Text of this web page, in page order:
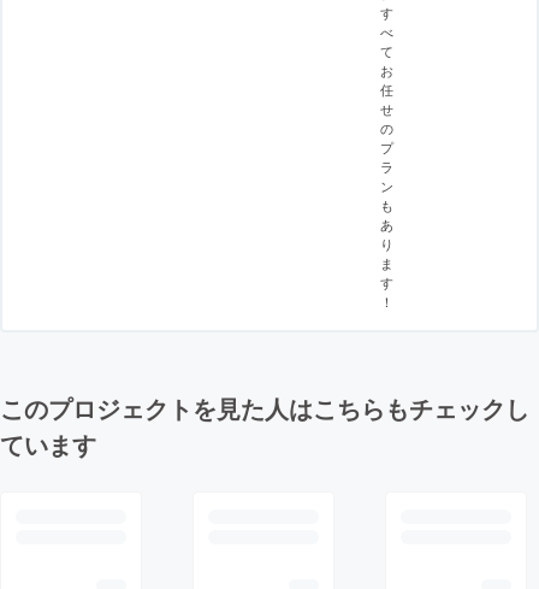
す
べ
て
お
任
せ
の
プ
ラ
ン
も
あ
り
ま
す
！
このプロジェクトを見た人はこちらもチェックし
ています